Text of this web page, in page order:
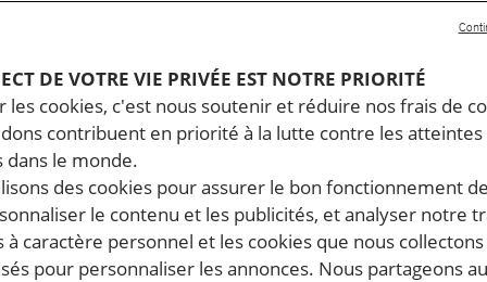
Amnesty International analyse dans son rapport annuel
humains dans le monde. Un an d’enquête, 144
ce qu’il faut savoir sur les droits humains au
illégaux. Les autorités ont continué à réprimer les
et des personnalités de l’opposition, parmi
où il se trouvait. À l’issue de consultations
l’afflux de personnes migrantes expulsées par
DE VOTRE VIE PRIVÉE EST NOTRE PRIORITÉ
les cookies, c'est nous soutenir et réduire nos frais de
contribuent en priorité à la lutte contre les
dans le monde.
des cookies pour assurer le bon fonctionnement
le contenu et les publicités, et analyser notre
à caractère personnel et les cookies que nous
pour personnaliser les annonces. Nous partageons